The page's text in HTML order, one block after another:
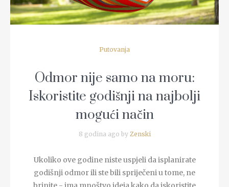
Putovanja
Odmor nije samo na moru:
Iskoristite godišnji na najbolji
mogući način
8 godina ago by Zenski
Ukoliko ove godine niste uspjeli da isplanirate
godišnji odmor ili ste bili spriječeni u tome, ne